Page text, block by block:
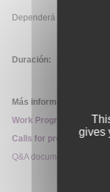
Dependerá del topic.
Duración:
Más información:
Work Programme 2026
Calls for proposals
Q&A document
gives